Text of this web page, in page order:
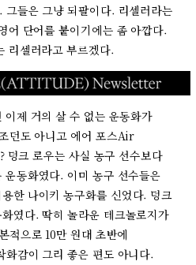
그들은 그냥 되팔이다. 리셀러라는
어 단어를 붙이기에는 좀 아깝다.
리셀러라고 부르겠다.
이제 거의 살 수 없는 운동화가
던도 아니고 에어 포스Air
덩크 로우는 사실 농구 선수보다
동화였다. 이미 농구 선수들은
한 나이키 농구화를 신었다. 덩크
였다. 딱히 놀라운 테크놀로지가
적으로 10만 원대 초반에
감이 그리 좋은 편도 아니다.